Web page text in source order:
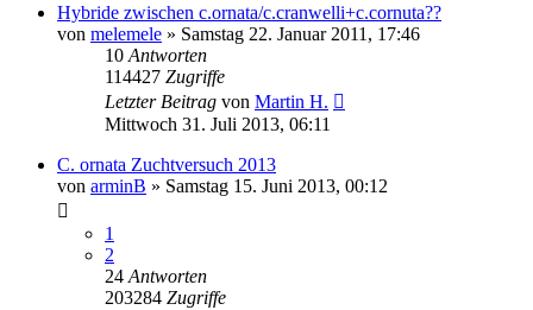
Hybride zwischen c.ornata/c.cranwelli+c.cornuta??
von melemele » Samstag 22. Januar 2011, 17:46
10 Antworten
114427 Zugriffe
Letzter Beitrag von Martin H.
Mittwoch 31. Juli 2013, 06:11
C. ornata Zuchtversuch 2013
von arminB » Samstag 15. Juni 2013, 00:12
1
2
24 Antworten
203284 Zugriffe